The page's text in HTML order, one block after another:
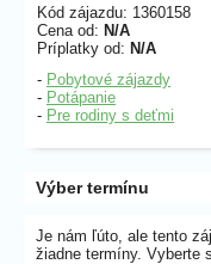
Kód zájazdu: 1360158
Cena od: N/A
Príplatky od: N/A
- Pobytové zájazdy
- Potápanie
- Pre rodiny s deťmi
Výber termínu
Je nám ľúto, ale tento
žiadne termíny. Vyberte